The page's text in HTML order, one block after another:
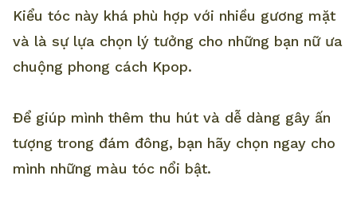
Kiểu tóc này khá phù hợp với nhiều gương mặt
và là sự lựa chọn lý tưởng cho những bạn nữ ưa
chuộng phong cách Kpop.
Để giúp mình thêm thu hút và dễ dàng gây ấn
tượng trong đám đông, bạn hãy chọn ngay cho
mình những màu tóc nổi bật.